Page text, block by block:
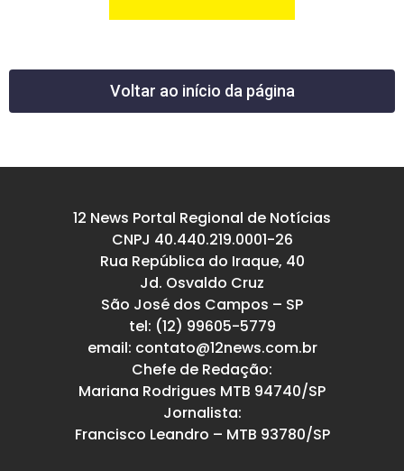
Voltar ao início da página
12 News Portal Regional de Notícias
CNPJ 40.440.219.0001-26
Rua República do Iraque, 40
Jd. Osvaldo Cruz
São José dos Campos – SP
tel: (12) 99605-5779
email: contato@12news.com.br
Chefe de Redação:
Mariana Rodrigues MTB 94740/SP
Jornalista:
Francisco Leandro – MTB 93780/SP